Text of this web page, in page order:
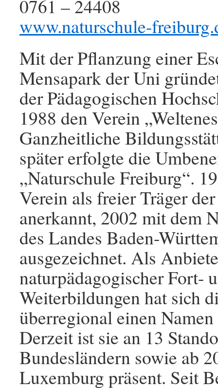
0761 – 24408
www.naturschule-
Mit der Pflanzung einer
Mensapark der Uni
der Pädagogischen
1988 den Verein
Ganzheitliche
später erfolgte die
„Naturschule Freiburg“.
Verein als freier Träger
anerkannt, 2002 mit dem
des Landes Baden-
ausgezeichnet. Als
naturpädagogischer Fort-
Weiterbildungen hat sich
überregional einen
Derzeit ist sie an 13
Bundesländern sowie ab
Luxemburg präsent. Seit